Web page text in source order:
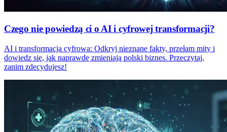
Czego nie powiedzą ci o AI i cyfrowej transformacji?
AI i transformacja cyfrowa: Odkryj nieznane fakty, przełam mity i
dowiedz się, jak naprawdę zmieniają polski biznes. Przeczytaj,
zanim zdecydujesz!